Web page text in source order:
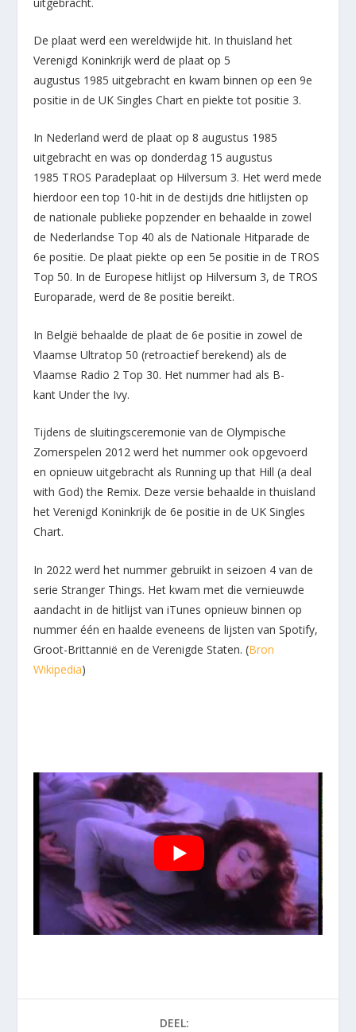
De plaat werd een wereldwijde hit. In thuisland het
Verenigd Koninkrijk werd de plaat op 5
augustus 1985 uitgebracht en kwam binnen op een 9e
positie in de UK Singles Chart en piekte tot positie 3.
In Nederland werd de plaat op 8 augustus 1985
uitgebracht en was op donderdag 15 augustus
1985 TROS Paradeplaat op Hilversum 3. Het werd mede
hierdoor een top 10-hit in de destijds drie hitlijsten op
de nationale publieke popzender en behaalde in zowel
de Nederlandse Top 40 als de Nationale Hitparade de
6e positie. De plaat piekte op een 5e positie in de TROS
Top 50. In de Europese hitlijst op Hilversum 3, de TROS
Europarade, werd de 8e positie bereikt.
In België behaalde de plaat de 6e positie in zowel de
Vlaamse Ultratop 50 (retroactief berekend) als de
Vlaamse Radio 2 Top 30. Het nummer had als B-
kant Under the Ivy.
Tijdens de sluitingsceremonie van de Olympische
Zomerspelen 2012 werd het nummer ook opgevoerd
en opnieuw uitgebracht als Running up that Hill (a deal
with God) the Remix. Deze versie behaalde in thuisland
het Verenigd Koninkrijk de 6e positie in de UK Singles
Chart.
In 2022 werd het nummer gebruikt in seizoen 4 van de
serie Stranger Things. Het kwam met die vernieuwde
aandacht in de hitlijst van iTunes opnieuw binnen op
nummer één en haalde eveneens de lijsten van Spotify,
Groot-Brittannië en de Verenigde Staten. (Bron
Wikipedia)
DEEL: